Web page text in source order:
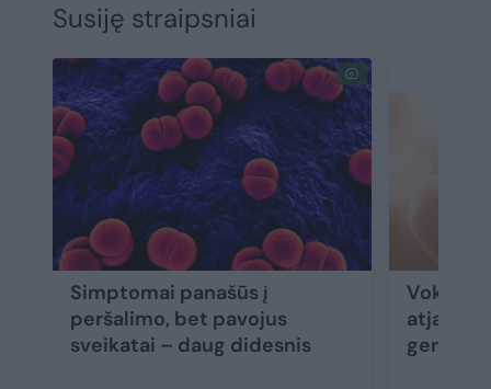
Susiję straipsniai
Simptomai panašūs į
peršalimo, bet pavojus
sveikatai – daug didesnis
Vokų
gerą